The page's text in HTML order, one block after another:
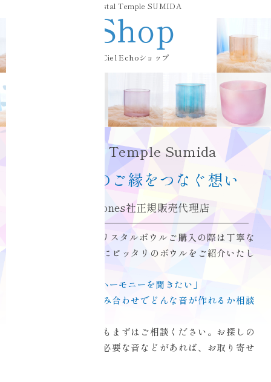
Crystal Temple SUMIDA
Shop
Ciel Echoショップ
Crystal Temple Sumida
ボウルとのご縁をつなぐ想い
Crystaltones社正規販売代理店
Ciel Echoでは、クリスタルボウルご購入の際は丁寧な
ヒアリングであなたにピッタリのボウルをご紹介いたし
「自分のボウルとのハーモニーを聞きたい」
「このボウルとの組み合わせでどんな音が作れるか相談
など、どんなことでもまずはご相談ください。お探しの
クリスタルボウルや必要な音などがあれば、お取り寄せ